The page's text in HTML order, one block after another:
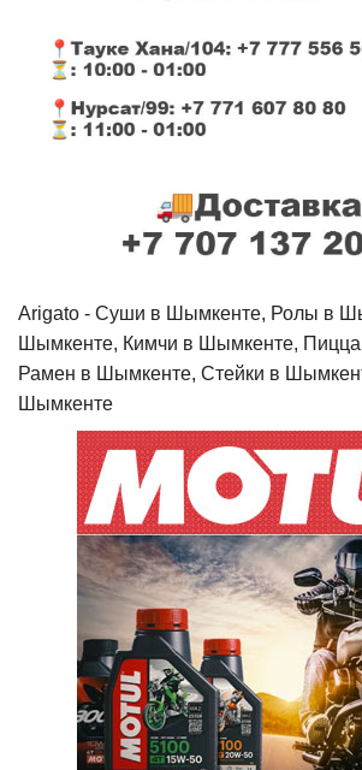
Arigato - Cуши в Шымкенте, Ролы в
Шымкенте, Кимчи в Шымкенте,
Рамен в Шымкенте, Стейки в
Шымкенте